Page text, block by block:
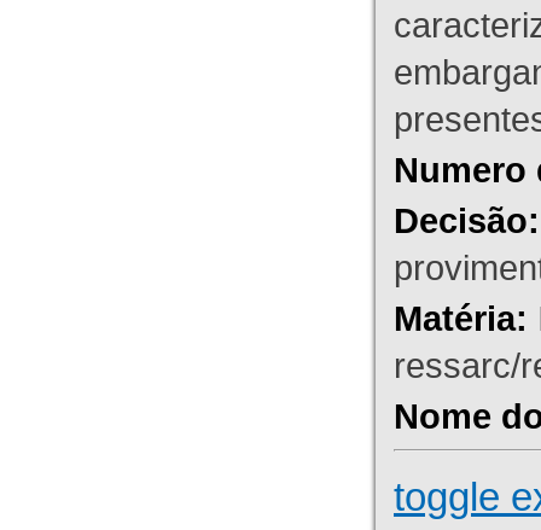
Numero
Decisão:
Matéria:
ressarc/
Nome
toggle